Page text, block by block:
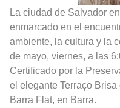
La ciudad de Salvador
enmarcado en el
ambiente, la cultura y la
de mayo, viernes, a las
Certificado por la
el elegante Terraço Brisa
Barra Flat, en Barra.